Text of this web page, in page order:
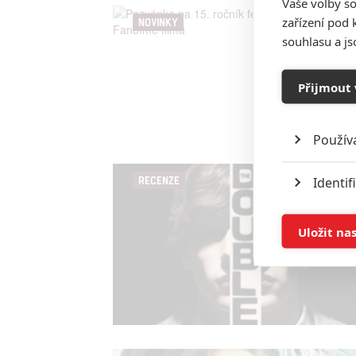
NOVINKY
RECENZE
zařízení pod
souhlasu a
Přijmout
služeb
Uložit